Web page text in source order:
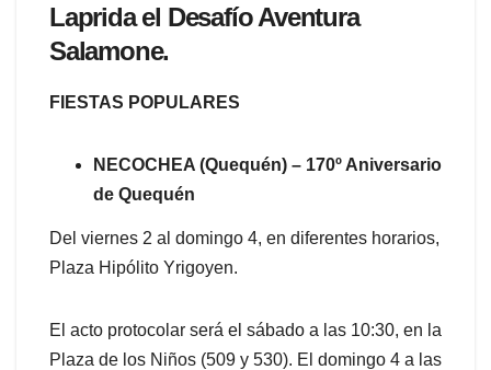
Laprida el Desafío Aventura
Salamone.
FIESTAS POPULARES
NECOCHEA (Quequén) – 170º Aniversario
de Quequén
Del viernes 2 al domingo 4, en diferentes horarios,
Plaza Hipólito Yrigoyen.
El acto protocolar será el sábado a las 10:30, en la
Plaza de los Niños (509 y 530). El domingo 4 a las